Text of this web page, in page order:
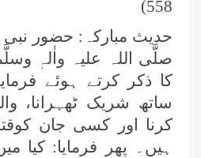
558)
حدیث مبارکہ: حضور
صلَّی اللہ علیہ واٰلہٖ
کا ذکر کرتے ہوئے
ساتھ شریک ٹھہرانا،
کرنا اور کسی جان
ہیں۔ پھر فرمایا: